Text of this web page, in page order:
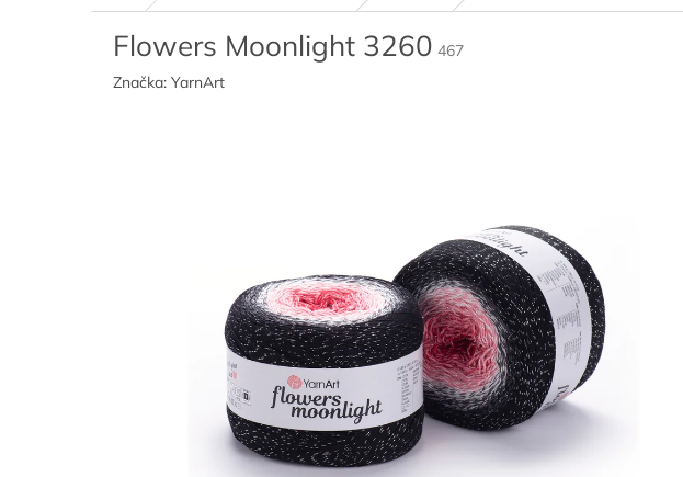
Flowers Moonlight 3260 467
Značka: YarnArt